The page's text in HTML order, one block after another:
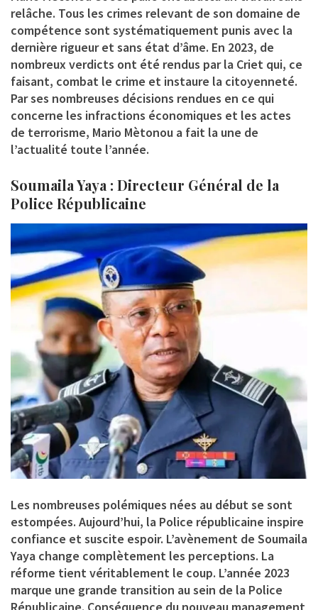
relâche. Tous les crimes relevant de son domaine de
compétence sont systématiquement punis avec la
dernière rigueur et sans état d’âme. En 2023, de
nombreux verdicts ont été rendus par la Criet qui, ce
faisant, combat le crime et instaure la citoyenneté.
Par ses nombreuses décisions rendues en ce qui
concerne les infractions économiques et les actes
de terrorisme, Mario Mètonou a fait la une de
l’actualité toute l’année.
Soumaila Yaya : Directeur Général de la
Police Républicaine
Les nombreuses polémiques nées au début se sont
estompées. Aujourd’hui, la Police républicaine inspire
confiance et suscite espoir. L’avènement de Soumaila
Yaya change complètement les perceptions. La
réforme tient véritablement le coup. L’année 2023
marque une grande transition au sein de la Police